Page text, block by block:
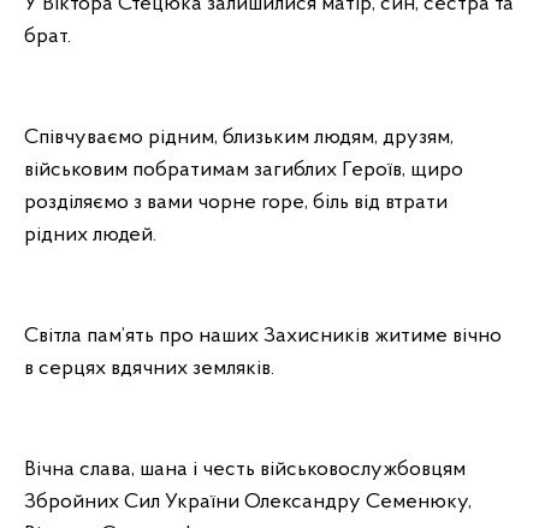
брат.
Співчуваємо рідним, близьким людям, друзям,
військовим побратимам загиблих Героїв, щиро
розділяємо з вами чорне горе, біль від втрати
рідних людей.
Світла пам’ять про наших Захисників житиме вічно
в серцях вдячних земляків.
Вічна слава, шана і честь військовослужбовцям
Збройних Сил України Олександру Семенюку,